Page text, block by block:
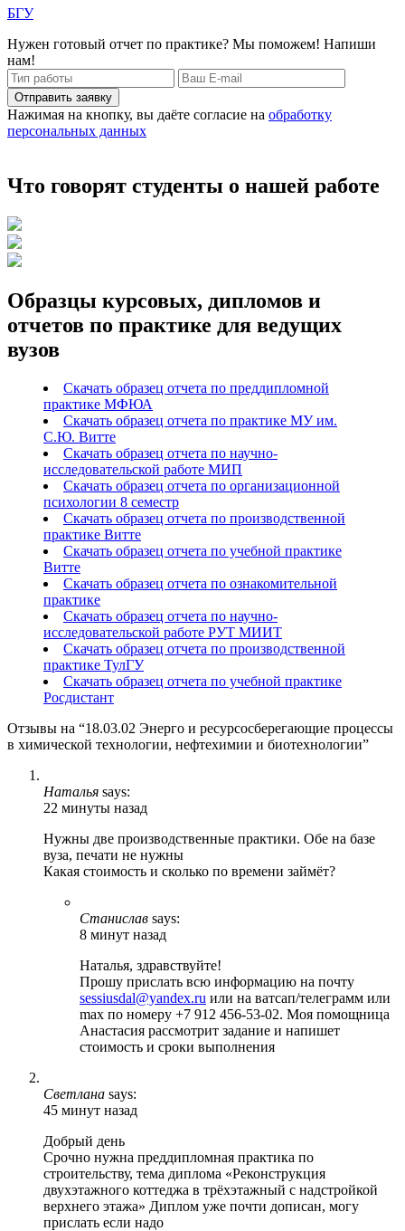
БГУ
Нужен готовый отчет по практике? Мы поможем! Напиши
нам!
Отправить заявку
Нажимая на кнопку, вы даёте согласие на обработку
персональных данных
Что говорят студенты о нашей работе
Образцы курсовых, дипломов и
отчетов по практике для ведущих
вузов
Скачать образец отчета по преддипломной
практике МФЮА
Скачать образец отчета по практике МУ им.
С.Ю. Витте
Скачать образец отчета по научно-
исследовательской работе МИП
Скачать образец отчета по организационной
психологии 8 семестр
Скачать образец отчета по производственной
практике Витте
Скачать образец отчета по учебной практике
Витте
Скачать образец отчета по ознакомительной
практике
Скачать образец отчета по научно-
исследовательской работе РУТ МИИТ
Скачать образец отчета по производственной
практике ТулГУ
Скачать образец отчета по учебной практике
Росдистант
Отзывы на “18.03.02 Энерго и ресурсосберегающие процессы
в химической технологии, нефтехимии и биотехнологии”
Наталья says:
22 минуты назад
Нужны две производственные практики. Обе на базе
вуза, печати не нужны
Какая стоимость и сколько по времени займёт?
Станислав says:
8 минут назад
Наталья, здравствуйте!
Прошу прислать всю информацию на почту
sessiusdal@yandex.ru или на ватсап/телеграмм или
max по номеру +7 912 456-53-02. Моя помощница
Анастасия рассмотрит задание и напишет
стоимость и сроки выполнения
Светлана says:
45 минут назад
Добрый день
Срочно нужна преддипломная практика по
строительству, тема диплома «Реконструкция
двухэтажного коттеджа в трёхэтажный с надстройкой
верхнего этажа» Диплом уже почти дописан, могу
прислать если надо